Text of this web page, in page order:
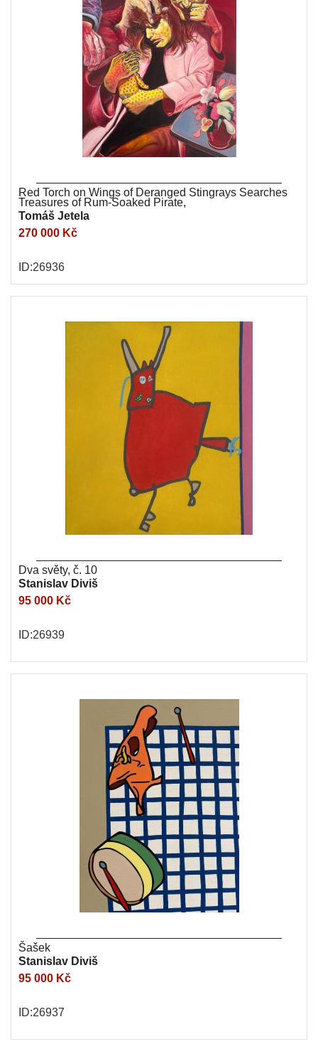
Red Torch on Wings of Deranged Stingrays Searches
Treasures of Rum-Soaked Pirate,
Tomáš Jetela
270 000 Kč
ID:26936
Dva světy, č. 10
Stanislav Diviš
95 000 Kč
ID:26939
Šašek
Stanislav Diviš
95 000 Kč
ID:26937